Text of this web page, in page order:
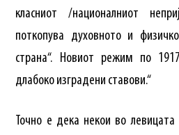
класниот /националниот
поткопува духовното и
страна“. Новиот режим по
длабоко изградени ставови.“
Точно е дека некои во